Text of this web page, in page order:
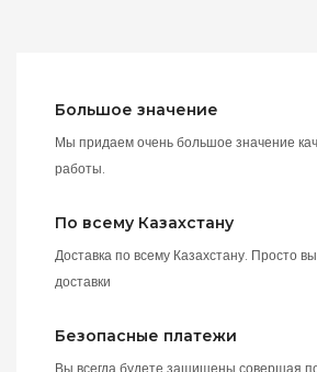
Большое значение
Мы придаем очень большое значение
работы.
По всему Казахстану
Доставка по всему Казахстану. Просто
доставки
Безопасные платежи
Вы всегда будете защищены совершая